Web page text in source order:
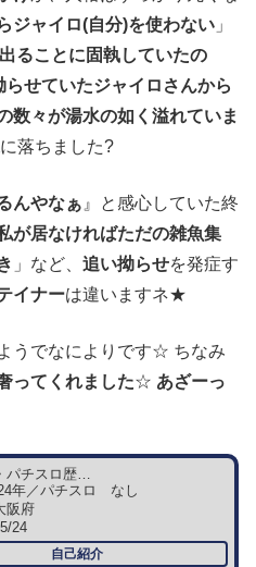
ジャイロ(自分)を使わない 」
ることに固執していたの
らせていたジャイロさんから
数々が湯水の如く溢れていま
に落ちました?
んやなぁ 』と感心していた終
が居なければただの雑魚集
」など、 追い拗らせを発症す
イナーは違いますネ★
うでなによりです☆ ちなみ
ってくれました☆ あざーっ
パチスロ歴…
年／パチスロ なし
阪府
24